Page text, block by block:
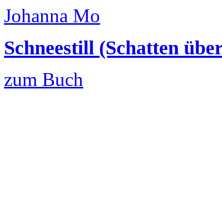
Johanna Mo
Schneestill (Schatten
zum Buch